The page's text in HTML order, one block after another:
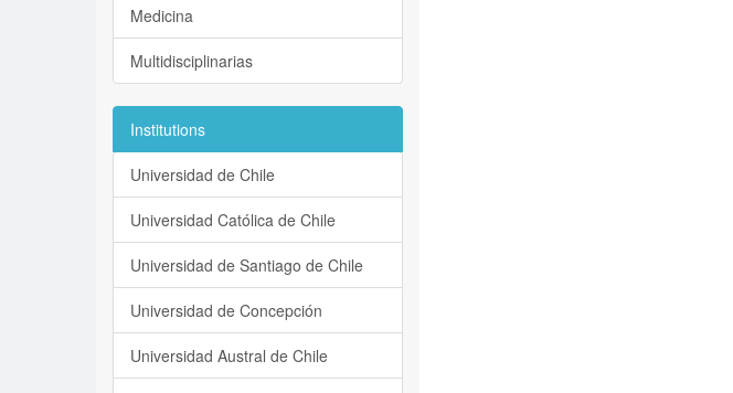
Medicina
Multidisciplinarias
Institutions
Universidad de Chile
Universidad Católica de Chile
Universidad de Santiago de Chile
Universidad de Concepción
Universidad Austral de Chile